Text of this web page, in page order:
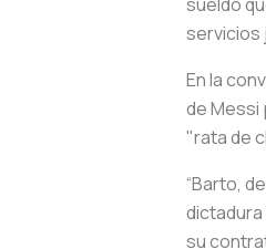
servicios
En la
de Messi
"rata de
“Barto,
su